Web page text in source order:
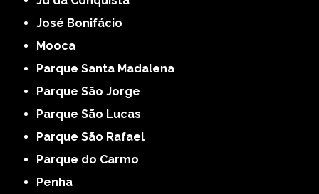
José Bonifácio
Mooca
Parque Santa Madalena
Parque São Jorge
Parque São Lucas
Parque São Rafael
Parque do Carmo
Penha